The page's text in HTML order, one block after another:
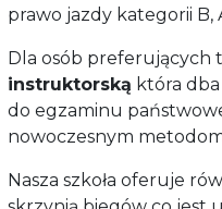
prawo jazdy kategorii
Dla osób preferujących
instruktorską która
do egzaminu
nowoczesnym
Nasza szkoła oferuje